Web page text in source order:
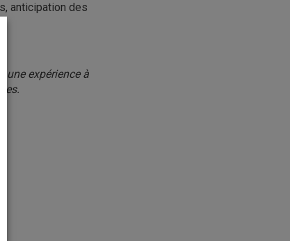
anticipation des
une expérience à